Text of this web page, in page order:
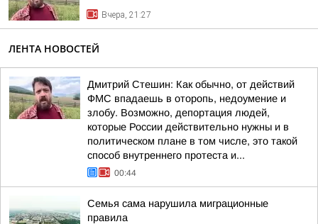
Вчера, 21:27
ЛЕНТА НОВОСТЕЙ
Дмитрий Стешин: Как обычно, от действий
ФМС впадаешь в оторопь, недоумение и
злобу. Возможно, депортация людей,
которые России действительно нужны и в
политическом плане в том числе, это такой
способ внутреннего протеста и...
00:44
Семья сама нарушила миграционные
правила